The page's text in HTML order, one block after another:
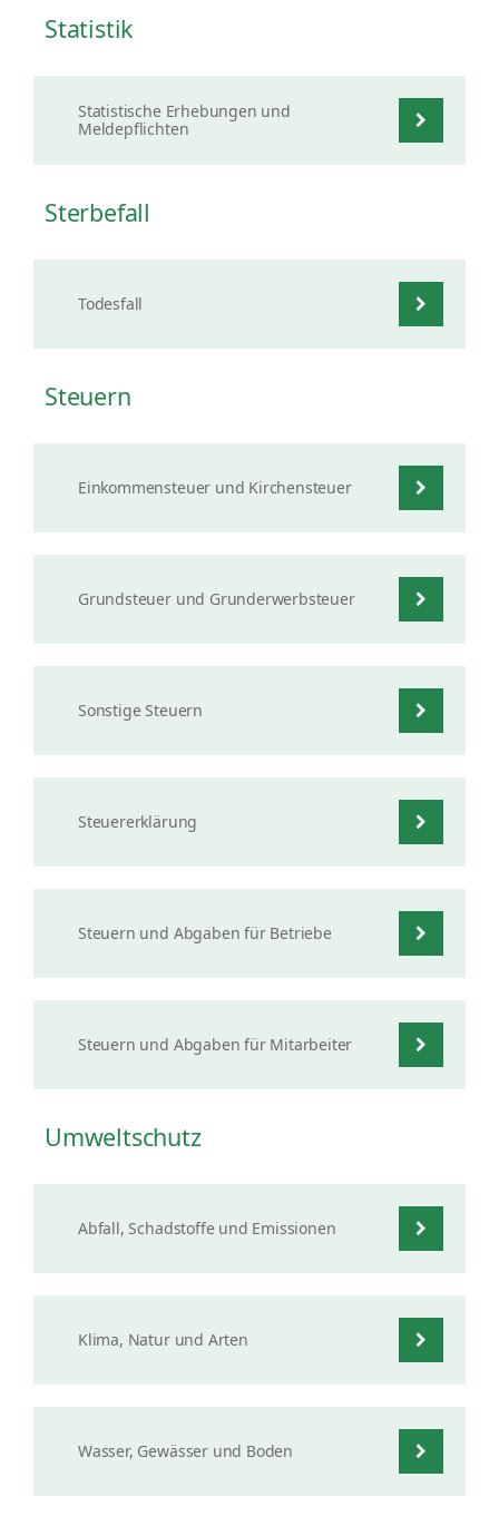
Statistik
Statistische Erhebungen und
Meldepflichten
Sterbefall
Todesfall
Steuern
Einkommensteuer und Kirchensteuer
Grundsteuer und Grunderwerbsteuer
Sonstige Steuern
Steuererklärung
Steuern und Abgaben für Betriebe
Steuern und Abgaben für Mitarbeiter
Umweltschutz
Abfall, Schadstoffe und Emissionen
Klima, Natur und Arten
Wasser, Gewässer und Boden